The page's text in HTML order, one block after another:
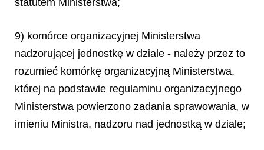
statutem Ministerstwa;
9) komórce organizacyjnej Ministerstwa
nadzorującej jednostkę w dziale - należy przez to
rozumieć komórkę organizacyjną Ministerstwa,
której na podstawie regulaminu organizacyjnego
Ministerstwa powierzono zadania sprawowania, w
imieniu Ministra, nadzoru nad jednostką w dziale;